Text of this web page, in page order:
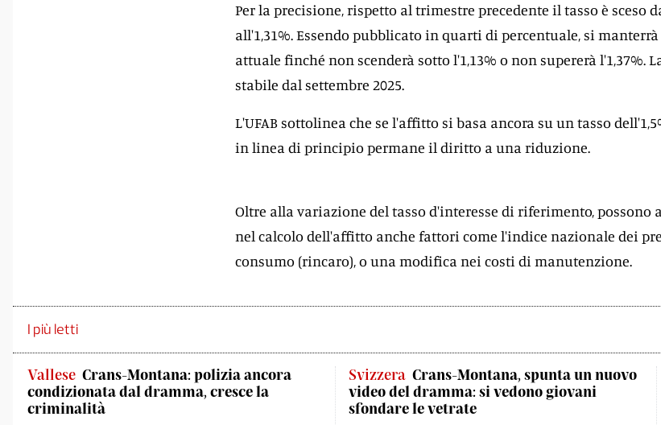
Per la precisione, rispetto al trimestre precedente il tasso è sceso
all'1,31%. Essendo pubblicato in quarti di percentuale, si
attuale finché non scenderà sotto l'1,13% o non supererà l'1,37%.
stabile dal settembre 2025.
L'UFAB sottolinea che se l'affitto si basa ancora su un tasso
in linea di principio permane il diritto a una riduzione.
Oltre alla variazione del tasso d'interesse di riferimento, possono
nel calcolo dell'affitto anche fattori come l'indice nazionale dei
consumo (rincaro), o una modifica nei costi di manutenzione.
I più letti
Vallese Crans-Montana: polizia ancora
condizionata dal dramma, cresce la
criminalità
Svizzera Crans-Montana, spunta un nuovo
video del dramma: si vedono giovani
sfondare le vetrate